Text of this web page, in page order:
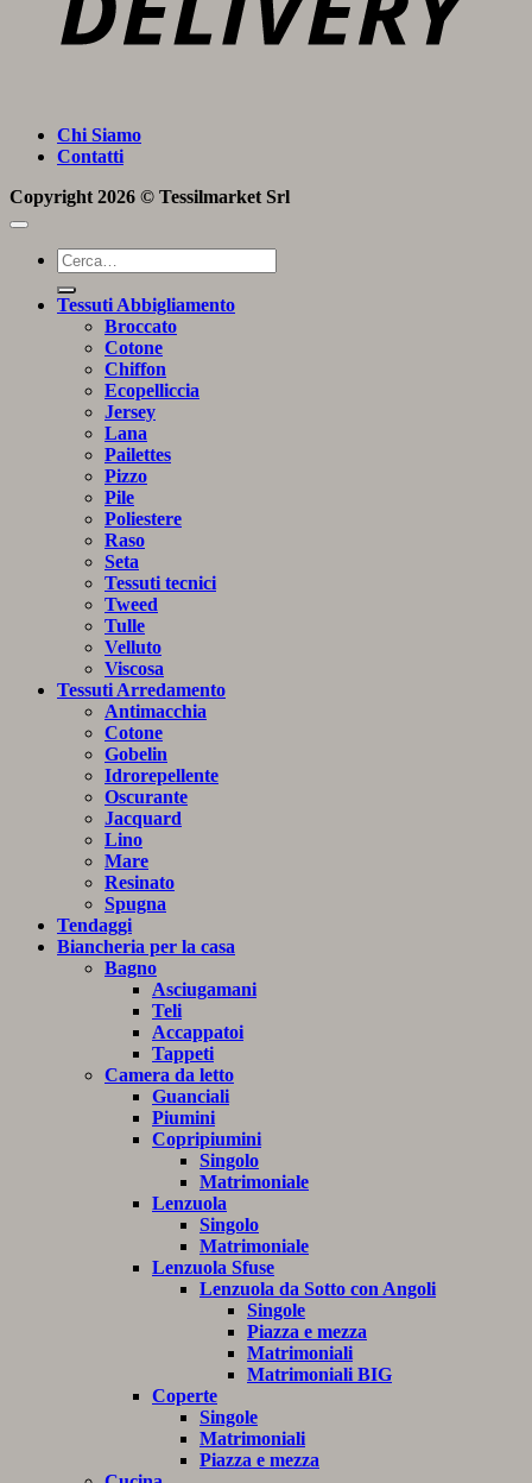
Chi Siamo
Contatti
Copyright 2026 © Tessilmarket Srl
Cerca:
Tessuti Abbigliamento
Broccato
Cotone
Chiffon
Ecopelliccia
Jersey
Lana
Pailettes
Pizzo
Pile
Poliestere
Raso
Seta
Tessuti tecnici
Tweed
Tulle
Velluto
Viscosa
Tessuti Arredamento
Antimacchia
Cotone
Gobelin
Idrorepellente
Oscurante
Jacquard
Lino
Mare
Resinato
Spugna
Tendaggi
Biancheria per la casa
Bagno
Asciugamani
Teli
Accappatoi
Tappeti
Camera da letto
Guanciali
Piumini
Copripiumini
Singolo
Matrimoniale
Lenzuola
Singolo
Matrimoniale
Lenzuola Sfuse
Lenzuola da Sotto con Angoli
Singole
Piazza e mezza
Matrimoniali
Matrimoniali BIG
Coperte
Singole
Matrimoniali
Piazza e mezza